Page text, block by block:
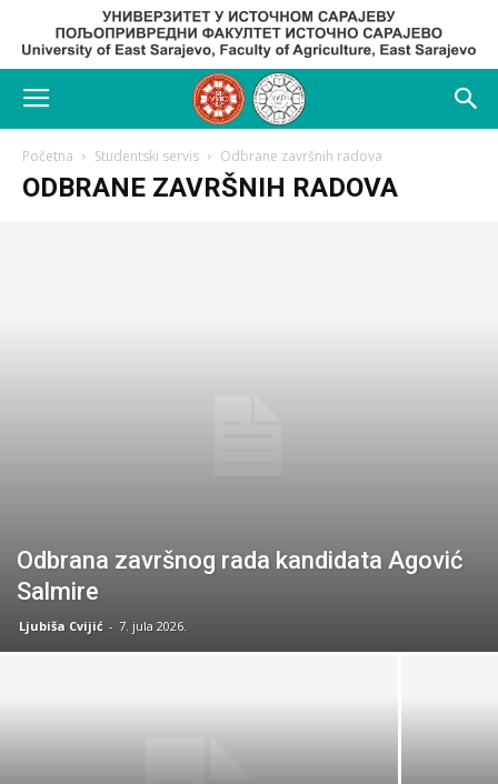
Početna Studentski servis Odbrane završnih radova
ODBRANE ZAVRŠNIH RADOVA
Odbrana završnog rada kandidata Agović
Salmire
Ljubiša Cvijić - 7. jula 2026.